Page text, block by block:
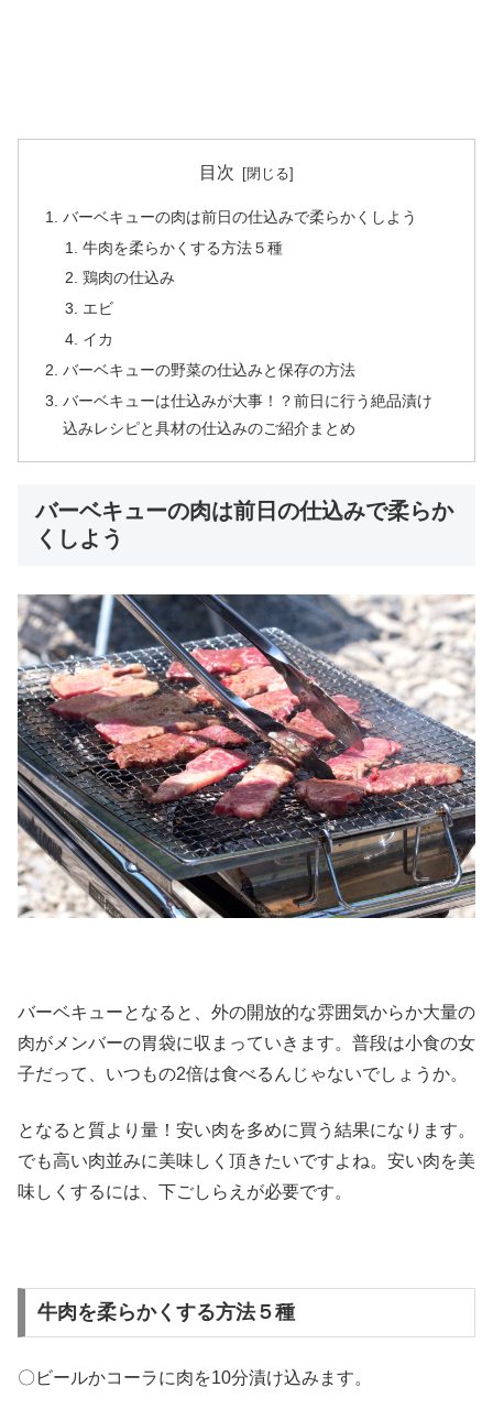
目次
バーベキューの肉は前日の仕込みで柔らかくしよう
牛肉を柔らかくする方法５種
鶏肉の仕込み
エビ
イカ
バーベキューの野菜の仕込みと保存の方法
バーベキューは仕込みが大事！？前日に行う絶品漬け
込みレシピと具材の仕込みのご紹介まとめ
バーベキューの肉は前日の仕込みで柔らか
くしよう
バーベキューとなると、外の開放的な雰囲気からか大量の
肉がメンバーの胃袋に収まっていきます。普段は小食の女
子だって、いつもの2倍は食べるんじゃないでしょうか。
となると質より量！安い肉を多めに買う結果になります。
でも高い肉並みに美味しく頂きたいですよね。安い肉を美
味しくするには、下ごしらえが必要です。
牛肉を柔らかくする方法５種
〇ビールかコーラに肉を10分漬け込みます。